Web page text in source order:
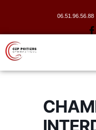
06.51.96.56.88